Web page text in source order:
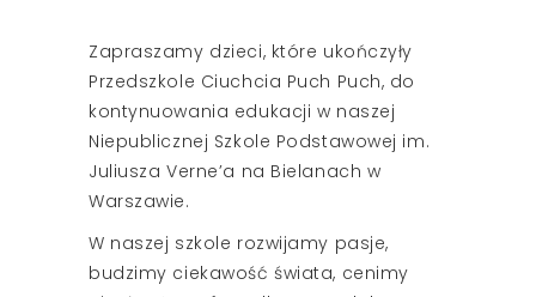
Zapraszamy dzieci, które ukończyły
Przedszkole Ciuchcia Puch Puch, do
kontynuowania edukacji w naszej
Niepublicznej Szkole Podstawowej im.
Juliusza Verne’a na Bielanach w
Warszawie.
W naszej szkole rozwijamy pasje,
budzimy ciekawość świata, cenimy